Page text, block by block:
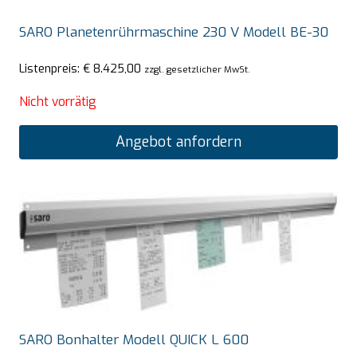
SARO Planetenrührmaschine 230 V Modell BE-30
Listenpreis: € 8.425,00 zzgl. gesetzlicher MwSt.
Nicht vorrätig
Angebot anfordern
SARO Bonhalter Modell QUICK L 600